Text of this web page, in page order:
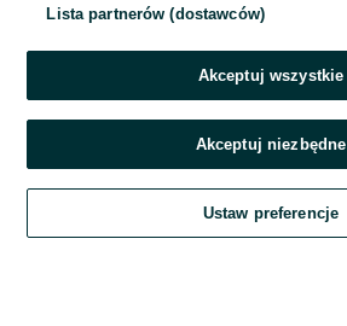
Zadzwoń / SMS
Szukaj Obserwujesz Dodaj
Lista partnerów (dostawców)
Akceptuj wszystkie
Akceptuj niezbędne
Ustaw preferencje